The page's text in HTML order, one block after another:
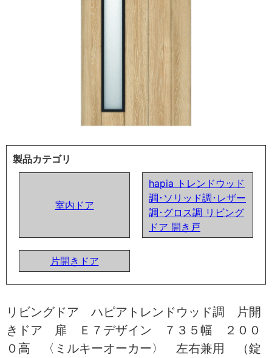
製品カテゴリ
室内ドア
hapia トレンドウッド
調･ソリッド調･レザー
調･グロス調 リビング
ドア 開き戸
片開きドア
リビングドア ハピアトレンドウッド調 片開
きドア 扉 Ｅ７デザイン ７３５幅 ２００
０高 〈ミルキーオーカー〉 左右兼用 （錠